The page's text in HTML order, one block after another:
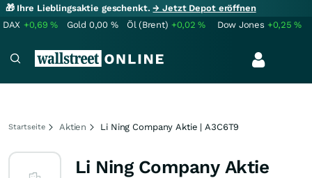
🎁 Ihre Lieblingsaktie geschenkt.→ Jetzt Depot eröffnen
DAX +0,69% Gold 0,00 % Öl (Brent) +0,02% Dow Jones +0,25%
Startseite Aktien Li Ning Company Aktie | A3C6T9
Li Ning Company Aktie